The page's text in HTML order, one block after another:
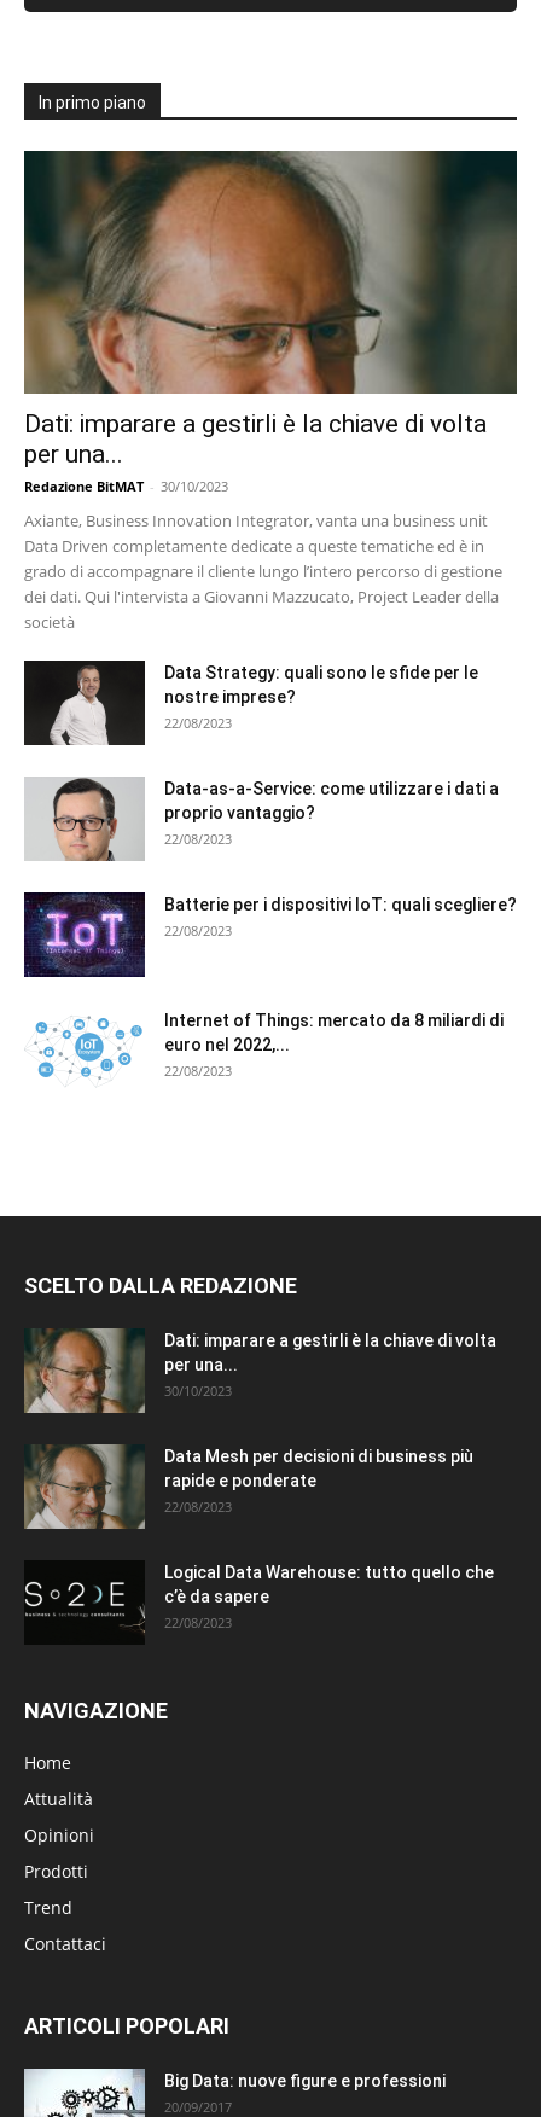
In primo piano
Dati: imparare a gestirli è la chiave di volta
per una...
Redazione BitMAT - 30/10/2023
Axiante, Business Innovation Integrator, vanta una business unit
Data Driven completamente dedicate a queste tematiche ed è in
grado di accompagnare il cliente lungo l’intero percorso di gestione
dei dati. Qui l'intervista a Giovanni Mazzucato, Project Leader della
società
Data Strategy: quali sono le sfide per le
nostre imprese?
22/08/2023
Data-as-a-Service: come utilizzare i dati a
proprio vantaggio?
22/08/2023
Batterie per i dispositivi IoT: quali scegliere?
22/08/2023
Internet of Things: mercato da 8 miliardi di
euro nel 2022,...
22/08/2023
SCELTO DALLA REDAZIONE
Dati: imparare a gestirli è la chiave di volta
per una...
30/10/2023
Data Mesh per decisioni di business più
rapide e ponderate
22/08/2023
Logical Data Warehouse: tutto quello che
c’è da sapere
22/08/2023
NAVIGAZIONE
Home
Attualità
Opinioni
Prodotti
Trend
Contattaci
ARTICOLI POPOLARI
Big Data: nuove figure e professioni
20/09/2017